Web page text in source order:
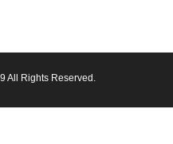
All Rights Reserved.